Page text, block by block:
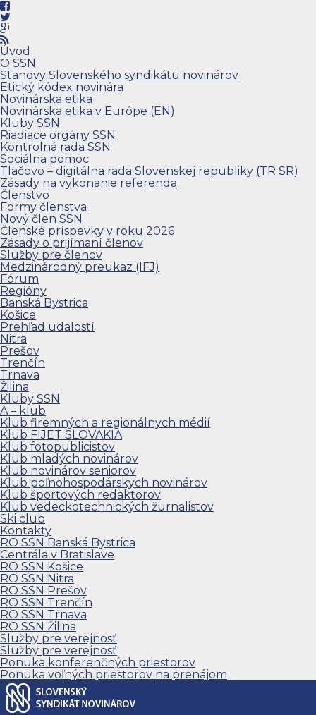
Úvod
O SSN
Stanovy Slovenského syndikátu novinárov
Etický kódex novinára
Novinárska etika
Novinárska etika v Európe (EN)
Kluby SSN
Riadiace orgány SSN
Kontrolná rada SSN
Sociálna pomoc
Tlačovo – digitálna rada Slovenskej republiky (TR SR)
Zásady na vykonanie referenda
Členstvo
Formy členstva
Nový člen SSN
Členské príspevky v roku 2026
Zásady o prijímaní členov
Služby pre členov
Medzinárodný preukaz (IFJ)
Fórum
Regióny
Banská Bystrica
Košice
Prehľad udalostí
Nitra
Prešov
Trenčín
Trnava
Žilina
Kluby SSN
A – klub
Klub firemných a regionálnych médií
Klub FIJET SLOVAKIA
Klub fotopublicistov
Klub mladých novinárov
Klub novinárov seniorov
Klub poľnohospodárskych novinárov
Klub športových redaktorov
Klub vedeckotechnických žurnalistov
Ski club
Kontakty
RO SSN Banská Bystrica
Centrála v Bratislave
RO SSN Košice
RO SSN Nitra
RO SSN Prešov
RO SSN Trenčín
RO SSN Trnava
RO SSN Žilina
Služby pre verejnosť
Služby pre verejnosť
Ponuka konferenčných priestorov
Ponuka voľných priestorov na prenájom